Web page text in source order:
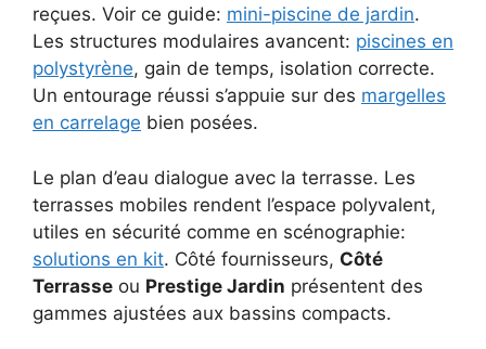
reçues. Voir ce guide: mini-piscine de jardin.
Les structures modulaires avancent: piscines en
polystyrène, gain de temps, isolation correcte.
Un entourage réussi s’appuie sur des margelles
en carrelage bien posées.
Le plan d’eau dialogue avec la terrasse. Les
terrasses mobiles rendent l’espace polyvalent,
utiles en sécurité comme en scénographie:
solutions en kit. Côté fournisseurs, Côté
Terrasse ou Prestige Jardin présentent des
gammes ajustées aux bassins compacts.